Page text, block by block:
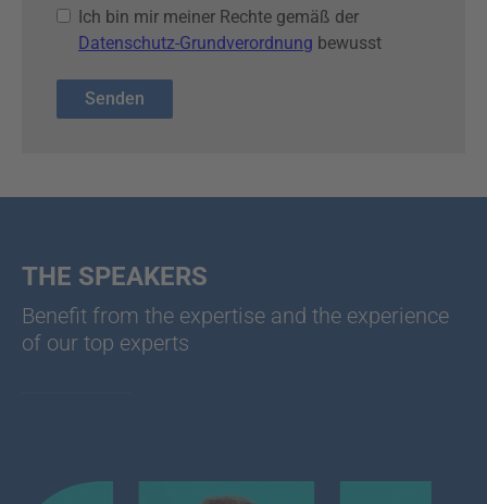
Ich bin mir meiner Rechte gemäß der
Datenschutz-Grundverordnung bewusst
THE SPEAKERS
Benefit from the expertise and the experience
of our top experts